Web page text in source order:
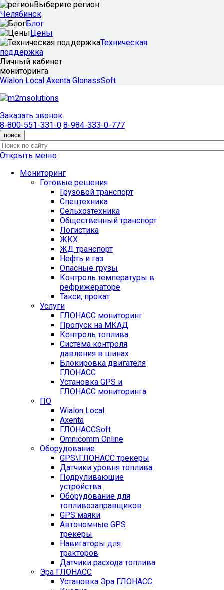
Выберите регион:
Челябинск
Блог
Цены
Техническая
поддержка
Личный кабинет
мониторинга
Wialon Local Axenta GlonassSoft
Заказать звонок
8-800-551-331-0 8-984-333-0-777
поиск
Открыть меню
Мониторинг
Готовые решения
Грузовой транспорт
Спецтехника
Сельхозтехника
Общественный транспорт
Логистика
ЖКХ
ЖД транспорт
Нефть и газ
Опасные грузы
Контроль температуры в
рефрижераторе
Такси, прокат
Услуги
ГЛОНАСС мониторинг
Пропуск на МКАД
Контроль топлива
Система контроля
давления в шинах
Блокировка двигателя
ГЛОНАСС
Установка GPS и
ГЛОНАСС мониторинга
ПО
Wialon Local
Axenta
ГЛОНАССSoft
Оmnicomm Оnline
Оборудование
GPS\ГЛОНАСС трекеры
Датчики уровня топлива
Подруливающие
устройства
Оборудование для
топливозаправщиков
GPS маяки
Автономные GPS
трекеры
Навигаторы для
тракторов
Датчики расхода топлива
Эра ГЛОНАСС
Установка Эра ГЛОНАСС